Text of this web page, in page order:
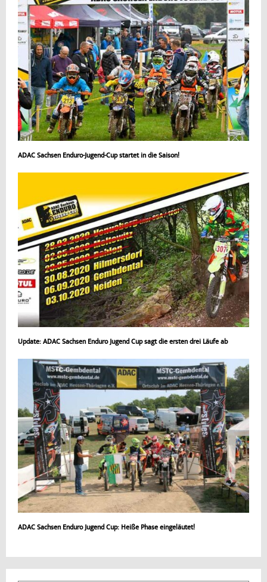
ADAC Sachsen Enduro-Jugend-Cup startet in die Saison!
Update: ADAC Sachsen Enduro Jugend Cup sagt die ersten drei Läufe ab
ADAC Sachsen Enduro Jugend Cup: Heiße Phase eingeläutet!